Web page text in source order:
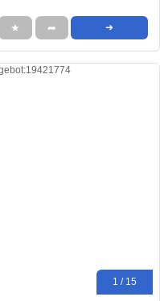
★ ➦ ➜
1 / 15